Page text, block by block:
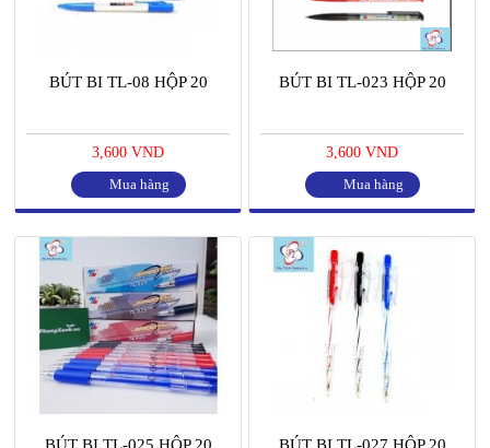
BÚT BI TL-08 HỘP 20
3,600 VND
Mua hàng
BÚT BI TL-023 HỘP 20
3,600 VND
Mua hàng